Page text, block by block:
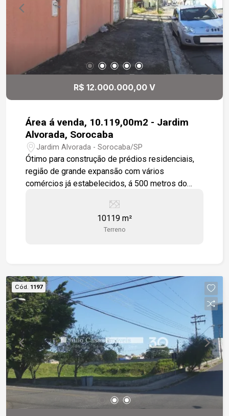
R$ 12.000.000,00 V
Área á venda, 10.119,00m2 - Jardim
Alvorada, Sorocaba
Jardim Alvorada - Sorocaba/SP
Ótimo para construção de prédios residenciais,
região de grande expansão com vários
comércios já estabelecidos, á 500 metros do
10119 m²
Terreno
Cód. 1197